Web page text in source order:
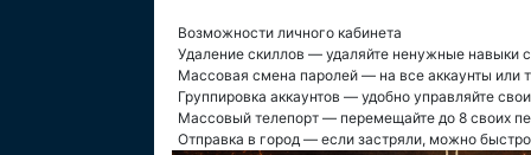
Возможности личного кабинета
Удаление скиллов — удаляйте ненужные навыки
Массовая смена паролей — на все аккаунты или
Группировка аккаунтов — удобно управляйте
Массовый телепорт — перемещайте до 8 своих
Отправка в город — если застряли, можно